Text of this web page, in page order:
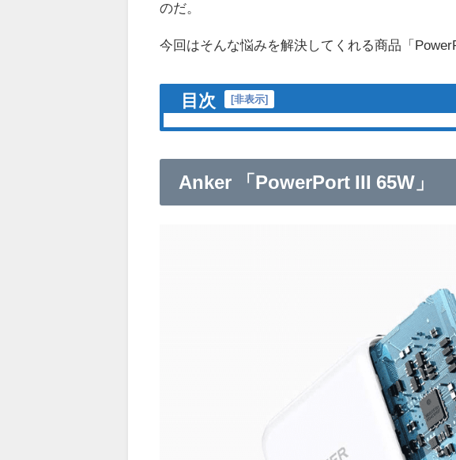
のだ。
今回はそんな悩みを解決してくれる商品「
目次 [非表示]
Anker 「PowerPort III 65W」